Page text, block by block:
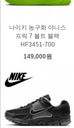
나이키 농구화 야니스
프릭 7 볼트 블랙
HF3451-700
149,000원